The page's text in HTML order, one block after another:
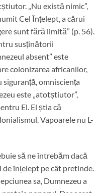
„Nu există nimic”,
Cel Înțelept, a cărui
sunt fără limită” (p. 56).
susținătorii
absent” este
colonizarea africanilor,
siguranță, omnisciența
este „atotștiutor”,
El. El știa că
Vapoarele nu L-
să ne întrebăm dacă
înțelept pe cât pretinde.
sa, Dumnezeu a